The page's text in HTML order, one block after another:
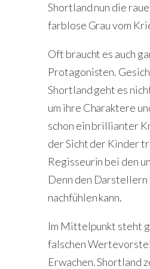
Shortland nun die
farblose Grau vom
Oft braucht es auch
Protagonisten.
Shortland geht es
um ihre Charaktere
schon ein brillianter
der Sicht der Kinder
Regisseurin bei den
Denn den Darstellern
nachfühlen kann.
Im Mittelpunkt steht
falschen
Erwachen. Shortland